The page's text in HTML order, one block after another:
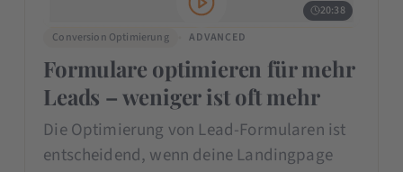
20:38
Conversion Optimierung
ADVANCED
Formulare optimieren für mehr
Leads – weniger ist oft mehr
Die Optimierung von Lead-Formularen ist
entscheidend, wenn deine Landingpage